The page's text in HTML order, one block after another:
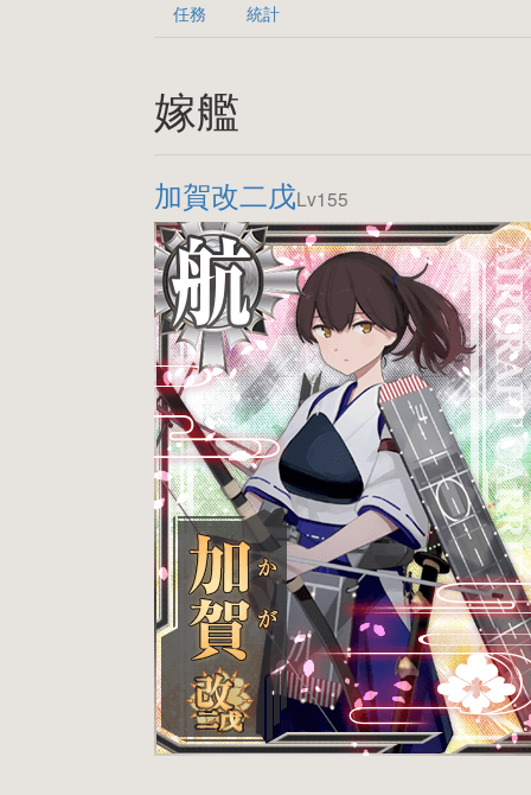
任務 統計
嫁艦
加賀改二戊Lv155